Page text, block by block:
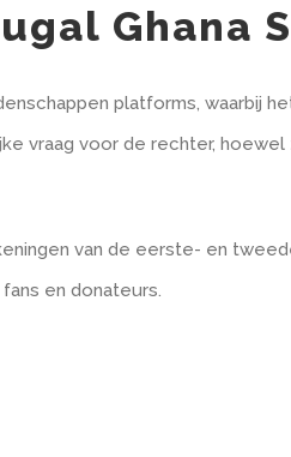
Ghana
platforms, waarbij
vraag voor de rechter,
van de eerste- en
en donateurs.